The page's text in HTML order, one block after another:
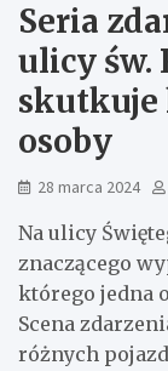
Seria
ulicy św.
skutkuje
osoby
28 marca 2024
Na ulicy
znaczącego
którego jedna
Scena
różnych